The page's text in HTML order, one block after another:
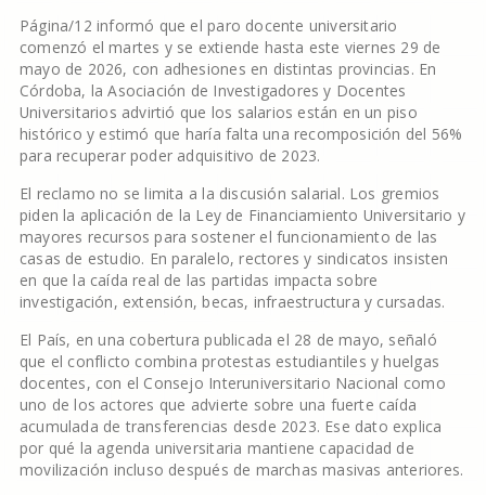
Página/12 informó que el paro docente universitario
comenzó el martes y se extiende hasta este viernes 29 de
mayo de 2026, con adhesiones en distintas provincias. En
Córdoba, la Asociación de Investigadores y Docentes
Universitarios advirtió que los salarios están en un piso
histórico y estimó que haría falta una recomposición del 56%
para recuperar poder adquisitivo de 2023.
El reclamo no se limita a la discusión salarial. Los gremios
piden la aplicación de la Ley de Financiamiento Universitario y
mayores recursos para sostener el funcionamiento de las
casas de estudio. En paralelo, rectores y sindicatos insisten
en que la caída real de las partidas impacta sobre
investigación, extensión, becas, infraestructura y cursadas.
El País, en una cobertura publicada el 28 de mayo, señaló
que el conflicto combina protestas estudiantiles y huelgas
docentes, con el Consejo Interuniversitario Nacional como
uno de los actores que advierte sobre una fuerte caída
acumulada de transferencias desde 2023. Ese dato explica
por qué la agenda universitaria mantiene capacidad de
movilización incluso después de marchas masivas anteriores.